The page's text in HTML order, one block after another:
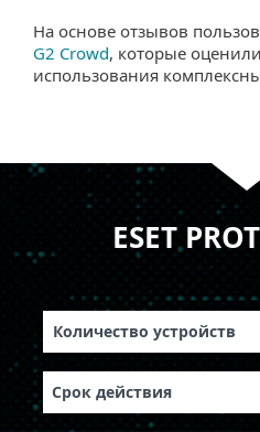
На основе отзывов
G2 Crowd, которые
использования